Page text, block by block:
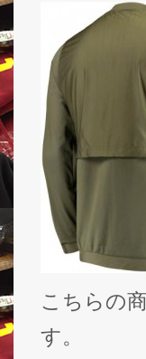
こちらの
す。